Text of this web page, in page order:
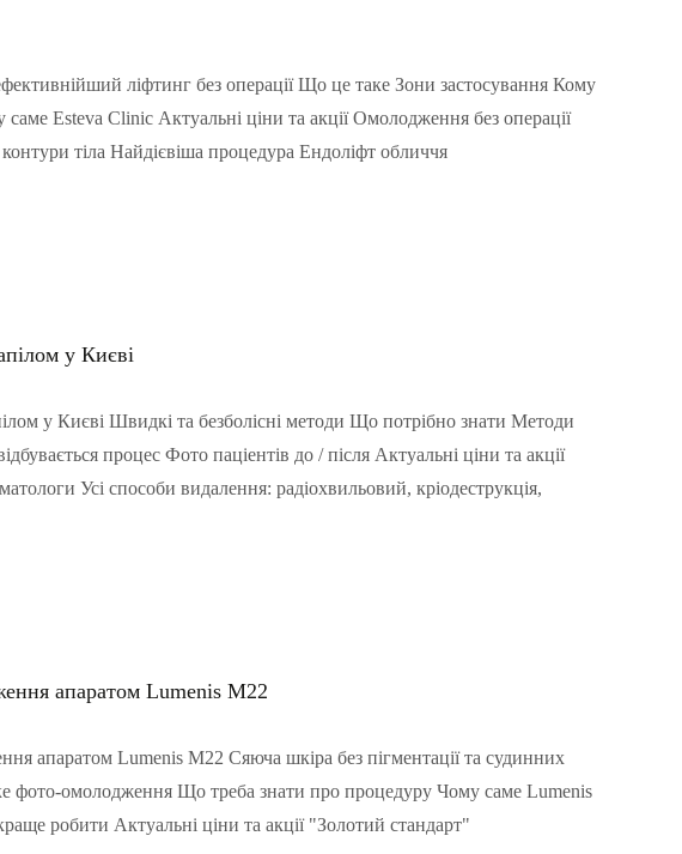
ліфтинг без операції Що це таке Зони застосування Кому
саме Esteva Clinic Актуальні ціни та акції Омолодження без операції
тіла Найдієвіша процедура Ендоліфт обличчя
у Києві
у Києві Швидкі та безболісні методи Що потрібно знати Методи
процес Фото паціентів до / після Актуальні ціни та акції
Усі способи видалення: радіохвильовий, кріодеструкція,
апаратом Lumenis M22
апаратом Lumenis M22 Сяюча шкіра без пігментації та судинних
фото-омолодження Що треба знати про процедуру Чому саме Lumenis
робити Актуальні ціни та акції "Золотий стандарт"